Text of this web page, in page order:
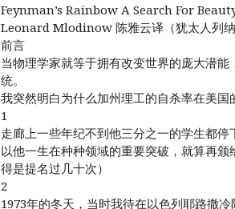
Feynman’s Rainbow A Search For
Leonard Mlodinow 陈雅云译（犹太人列纳
前言
当物理学家就等于拥有改变世界的庞大潜
统。
我突然明白为什么加州理工的自杀率在美国
1
走廊上一些年纪不到他三分之一的学生都停
以他一生在种种领域的重要突破，就算再
得是提名过几十次）
2
1973年的冬天，当时我待在以色列耶路撒